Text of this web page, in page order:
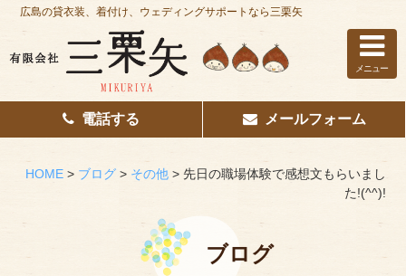
ホーム
はじめての方へ
広島の貸衣装、着付け、ウェディングサポートなら三栗矢
メニュー
電話する メールフォーム
HOME> ブログ> その他> 先日の職場体験で感想文もらいまし
た!(^^)!
ブログ